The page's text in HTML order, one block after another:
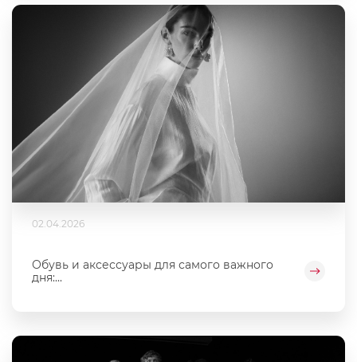
02.04.2026
Обувь и аксессуары для самого важного
дня:...